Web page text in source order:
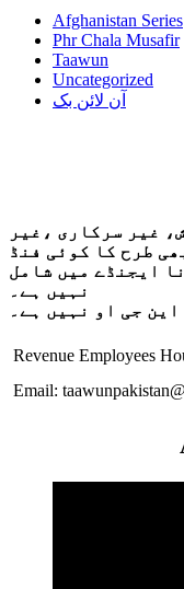
Afghanistan Series
Phr Chala Musafir
Taawun
Uncategorized
آن لائن بک
غیر سرکاری ،غیر
طرح کا کوئی فنڈ
ایجنڈے میں شامل
نہیں ہے۔
جی او نہیں ہے۔
Revenue Employees
Email: